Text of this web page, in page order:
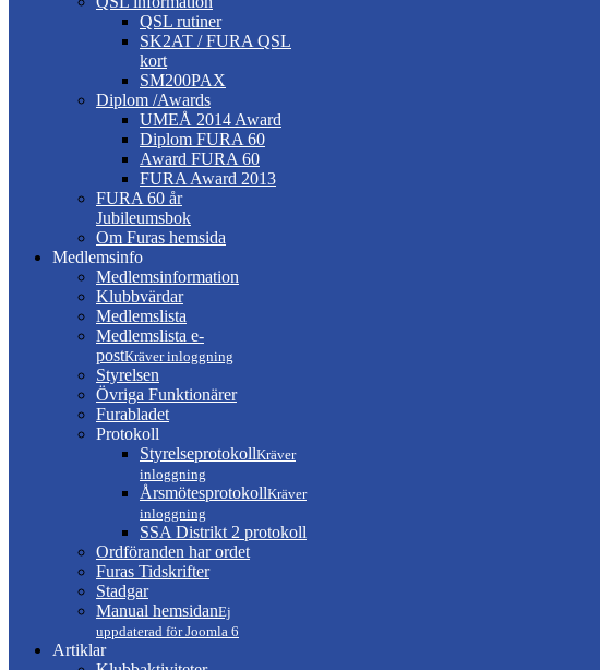
QSL rutiner
SK2AT / FURA QSL
kort
SM200PAX
Diplom /Awards
UMEÅ 2014 Award
Diplom FURA 60
Award FURA 60
FURA Award 2013
FURA 60 år
Jubileumsbok
Om Furas hemsida
Medlemsinfo
Medlemsinformation
Klubbvärdar
Medlemslista
Medlemslista e-
postKräver inloggning
Styrelsen
Övriga Funktionärer
Furabladet
Protokoll
StyrelseprotokollKräver
inloggning
ÅrsmötesprotokollKräver
inloggning
SSA Distrikt 2 protokoll
Ordföranden har ordet
Furas Tidskrifter
Stadgar
Manual hemsidanEj
uppdaterad för Joomla 6
Artiklar